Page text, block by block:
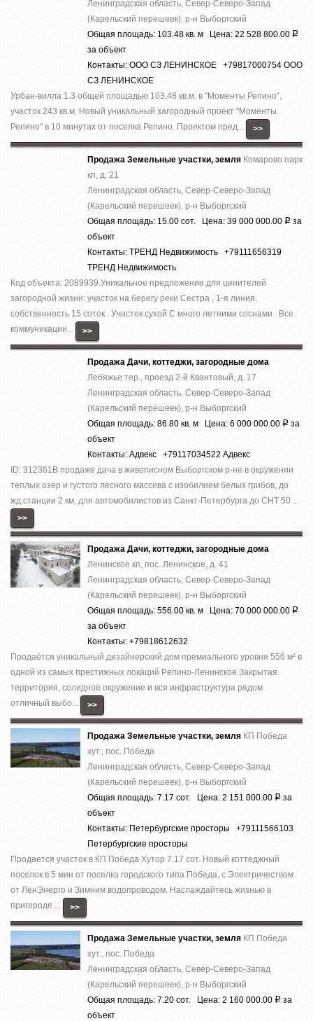
Ленинградская область, Север-Северо-Запад
(Карельский перешеек), р-н Выборгский
Общая площадь: 103.48 кв. м Цена: 22 528 800.00 Р
за объект
Контакты: ООО СЗ ЛЕНИНСКОЕ +79817000754 ООО
СЗ ЛЕНИНСКОЕ
Урбан-вилла 1.3 общей площадью 103,48 кв.м. в ''Моменты Репино'',
участок 243 кв.м. Новый уникальный загородный проект ''Моменты.
Репино'' в 10 минутах от поселка Репино. Проектом пред...
>>
Продажа Земельные участки, земля Комарово парк
кп, д. 21
Ленинградская область, Север-Северо-Запад
(Карельский перешеек), р-н Выборгский
Общая площадь: 15.00 сот. Цена: 39 000 000.00 Р за
объект
Контакты: ТРЕНД Недвижимость +79111656319
ТРЕНД Недвижимость
Код объекта: 2089939.Уникальное предложение для ценителей
загородной жизни: участок на берегу реки Сестра , 1-я линия,
собственность 15 соток . Участок сухой С много летними соснами . Все
коммуникации...
>>
Продажа Дачи, коттеджи, загородные дома
Лебяжье тер., проезд 2-й Квантовый, д. 17
Ленинградская область, Север-Северо-Запад
(Карельский перешеек), р-н Выборгский
Общая площадь: 86.80 кв. м Цена: 6 000 000.00 Р за
объект
Контакты: Адвекс +79117034522 Адвекс
ID: 312361В продаже дача в живописном Выборгском р-не в окружении
теплых озер и густого лесного массива с изобилием белых грибов, до
жд.станции 2 км, для автомобилистов из Санкт-Петербурга до СНТ 50 ...
>>
Продажа Дачи, коттеджи, загородные дома
Ленинское кп, пос. Ленинское, д. 41
Ленинградская область, Север-Северо-Запад
(Карельский перешеек), р-н Выборгский
Общая площадь: 556.00 кв. м Цена: 70 000 000.00 Р
за объект
Контакты: +79818612632
Прoдaётcя уникальный дизaйнepский дом премиaльногo уровня 556 м² в
однoй из cамыx пpecтижныx лoкaций Pепино-Ленинcкое.Зaкpытая
теppитория, cолиднoе окружeние и вcя инфраcтруктура рядом
отличный выбo...
>>
Продажа Земельные участки, земля КП Победа
хут., пос. Победа
Ленинградская область, Север-Северо-Запад
(Карельский перешеек), р-н Выборгский
Общая площадь: 7.17 сот. Цена: 2 151 000.00 Р за
объект
Контакты: Петербургские просторы +79111566103
Петербургские просторы
Продается участок в КП Победа Хутор 7.17 сот. Новый коттеджный
поселок в 5 мин от поселка городского типа Победа, с Электричеством
от ЛенЭнерго и Зимним водопроводом. Наслаждайтесь жизнью в
пригороде ...
>>
Продажа Земельные участки, земля КП Победа
хут., пос. Победа
Ленинградская область, Север-Северо-Запад
(Карельский перешеек), р-н Выборгский
Общая площадь: 7.20 сот. Цена: 2 160 000.00 Р за
объект